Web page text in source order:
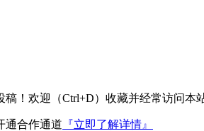
稿！欢迎（Ctrl+D）收藏并经常访问本
通合作通道 『立即了解详情』